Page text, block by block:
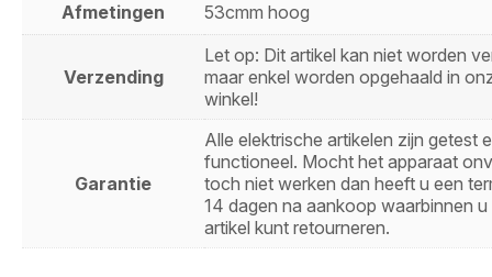
Afmetingen 53cmm hoog
Verzending
Let op: Dit artikel kan niet worden
maar enkel worden opgehaald in
winkel!
Garantie
Alle elektrische artikelen zijn getest
functioneel. Mocht het apparaat
toch niet werken dan heeft u een
14 dagen na aankoop waarbinnen u
artikel kunt retourneren.